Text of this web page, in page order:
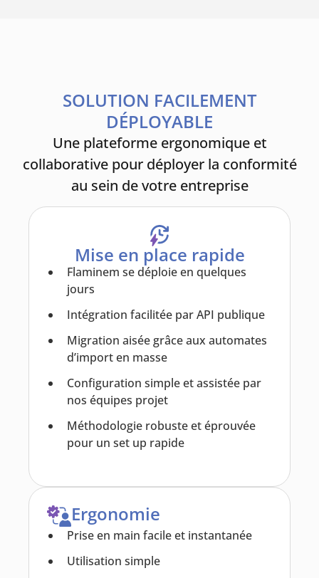
SOLUTION FACILEMENT
DÉPLOYABLE
Une plateforme ergonomique et
collaborative pour déployer la conformité
au sein de votre entreprise
Mise en place rapide
Flaminem se déploie en quelques
jours
Intégration facilitée par API publique
Migration aisée grâce aux automates
d’import en masse
Configuration simple et assistée par
nos équipes projet
Méthodologie robuste et éprouvée
pour un set up rapide
Ergonomie
Prise en main facile et instantanée
Utilisation simple